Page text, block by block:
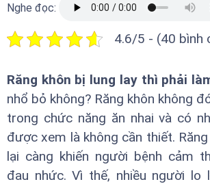
Nghe đọc:
4.6/5 - (40 bình
Răng khôn bị lung lay thì phải
nhổ bỏ không? Răng khôn không
trong chức năng ăn nhai và có
được xem là không cần thiết.
lại càng khiến người bệnh cảm
đau nhức. Vì thế, nhiều người lo